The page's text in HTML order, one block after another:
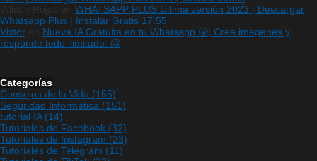
WHATSAPP PLUS Ultima versión 2023 | Descargar
Whatsapp Plus | Instalar Gratis 17.55
Vixtor
Nueva IA Gratuita en tu Whatsapp 🤩| Crea imagenes y
responde todo ilimitado. 🤗
Categorías
Consejos de la Vida (155)
Seguridad Informática (151)
tutorial IA (14)
Tutoriales de Facebook (32)
Tutoriales de Instagram (23)
Tutoriales de Telegram (11)